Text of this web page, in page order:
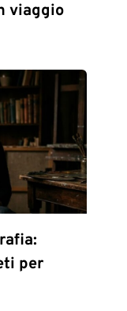
viaggio
per